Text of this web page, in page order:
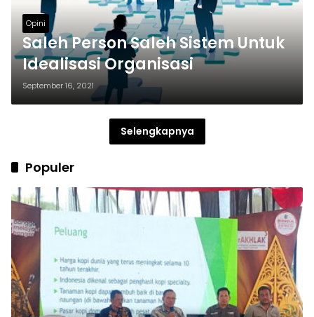
Opini
Saleh Person Saleh Sistem Untuk
Idealisasi Organisasi
September 16, 2021
Selengkapnya
Populer